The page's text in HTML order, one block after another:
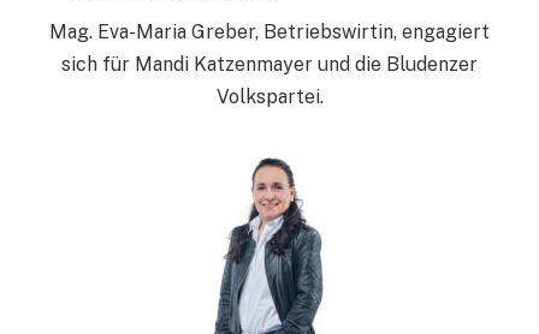
Mag. Eva-Maria Greber, Betriebswirtin, engagiert
sich für Mandi Katzenmayer und die Bludenzer
Volkspartei.